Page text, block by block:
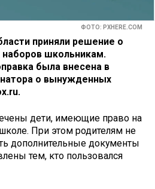
ФОТО: PXHERE.COM
приняли решение о
школьникам.
была внесена в
о вынужденных
дети, имеющие право на
При этом родителям не
дополнительные документы
тем, кто пользовался